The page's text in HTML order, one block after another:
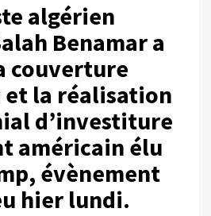
algérien
Benamar a
couverture
la réalisation
d’investiture
américain élu
évènement
hier lundi.